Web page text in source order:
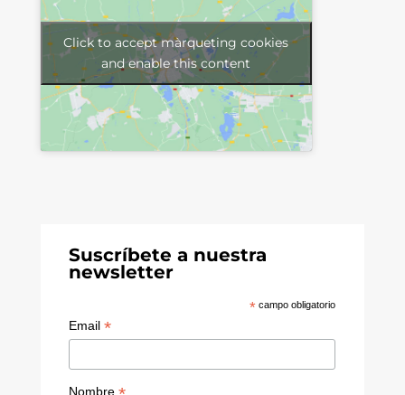
Click to accept màrqueting cookies
and enable this content
Suscríbete a nuestra
newsletter
*campo obligatorio
Email *
Nombre